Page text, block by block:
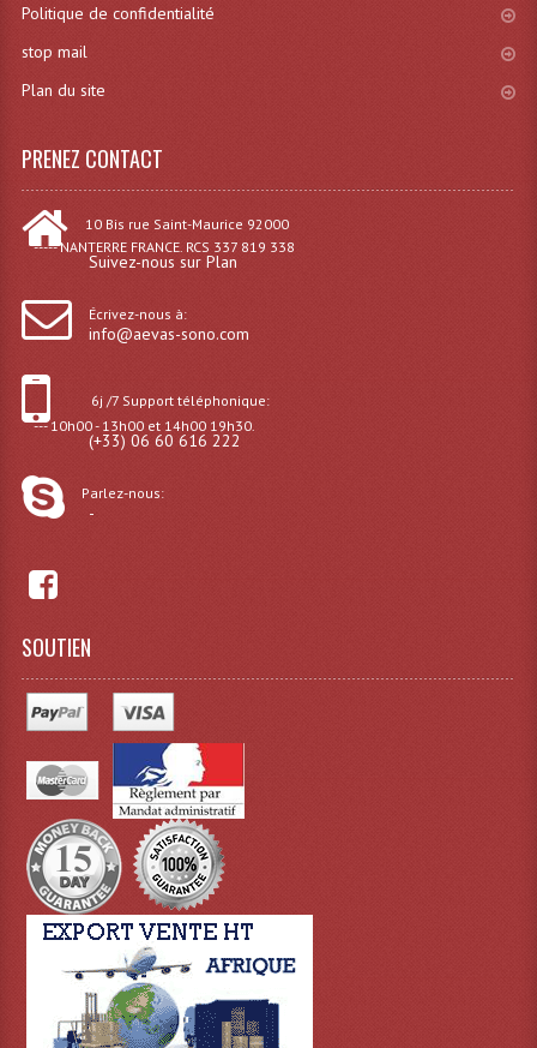
Lumières Noire
Panneaux, Piste Danse À Leds
Projecteurs Plafonniers Et Encastrés
Projecteurs Théâtre Led
Projecteurs Traditionnels
Projecteurs Cycliodes
Projecteurs Découpes
Projecteurs Par : 16 À 64 Et Autres
Politique de confidentialité
stop mail
Plan du site
PRENEZ CONTACT
10 Bis rue Saint-Maurice 92000
----- NANTERRE FRANCE. RCS 337 819 338
Suivez-nous sur Plan
Écrivez-nous à:
info@aevas-sono.com
6j /7 Support téléphonique:
--- 10h00 - 13h00 et 14h00 19h30.
(+33) 06 60 616 222
Parlez-nous:
-
SOUTIEN